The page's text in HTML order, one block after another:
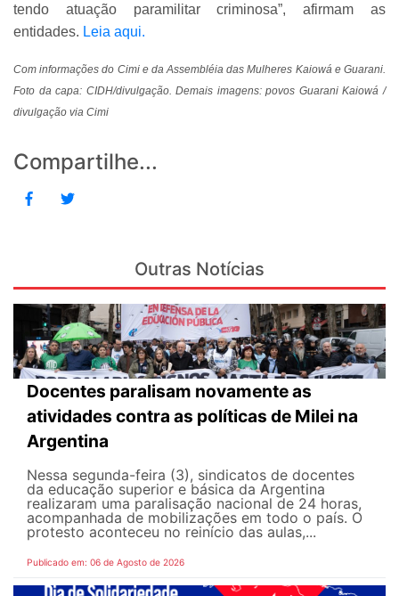
tendo atuação paramilitar criminosa”, afirmam as
entidades. Leia aqui.
Com informações do Cimi e da Assembléia das Mulheres Kaiowá e Guarani.
Foto da capa: CIDH/divulgação. Demais imagens: povos Guarani Kaiowá /
divulgação via Cimi
Compartilhe...
Outras Notícias
Docentes paralisam novamente as
atividades contra as políticas de Milei na
Argentina
Nessa segunda-feira (3), sindicatos de docentes
da educação superior e básica da Argentina
realizaram uma paralisação nacional de 24 horas,
acompanhada de mobilizações em todo o país. O
protesto aconteceu no reinício das aulas,...
Publicado em: 06 de Agosto de 2026